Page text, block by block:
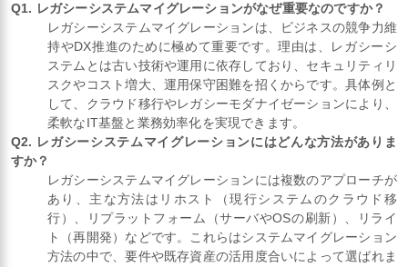
Q1. レガシーシステムマイグレーションがなぜ重要なのですか？
レガシーシステムマイグレーションは、ビジネスの競争力維
持やDX推進のために極めて重要です。理由は、レガシーシ
ステムとは古い技術や運用に依存しており、セキュリティリ
スクやコスト増大、運用保守困難を招くからです。具体例と
して、クラウド移行やレガシーモダナイゼーションにより、
柔軟なIT基盤と業務効率化を実現できます。
Q2. レガシーシステムマイグレーションにはどんな方法がありま
すか？
レガシーシステムマイグレーションには複数のアプローチが
あり、主な方法はリホスト（現行システムのクラウド移
行）、リプラットフォーム（サーバやOSの刷新）、リライ
ト（再開発）などです。これらはシステムマイグレーション
方法の中で、要件や既存資産の活用度合いによって選ばれま